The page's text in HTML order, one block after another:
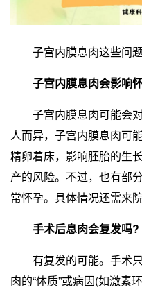
子宫内膜息肉这些问题
子宫内膜息肉会影响
子宫内膜息肉可能会对
人而异，子宫内膜息肉可
精卵着床，影响胚胎的生
产的风险。不过，也有部
常怀孕。具体情况还需来
手术后息肉会复发吗?
有复发的可能。手术只
肉的“体质”或病因(如激素